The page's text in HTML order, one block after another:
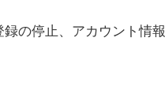
録の停止、アカウント情報